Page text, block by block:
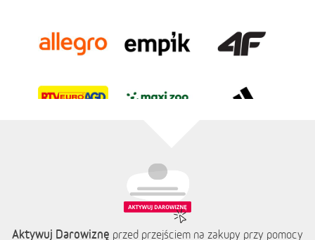
Aktywuj Darowiznę przed przejściem na zakupy przy pomocy